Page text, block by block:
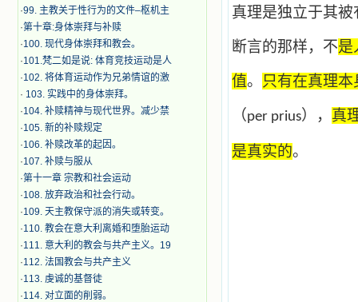
·99. 主教关于性行为的文件–枢机主
·第十章:身体崇拜与补赎
·100. 现代身体崇拜和教会。
·101.梵二如是说: 体育竞技运动是人
·102. 将体育运动作为兄弟情谊的激
· 103. 实践中的身体崇拜。
·104. 补赎精神与现代世界。减少禁
·105. 新的补赎规定
·106. 补赎改革的起因。
·107. 补赎与服从
·第十一章 宗教和社会运动
·108. 放弃政治和社会行动。
·109. 天主教保守派的消失或转变。
·110. 教会在意大利离婚和堕胎运动
·111. 意大利的教会与共产主义。19
·112. 法国教会与共产主义
·113. 虔诚的基督徒
·114. 对立面的削弱。
真理是独立于其
断言的那样， 不是
值。 只有在真理
（per prius）， 真
是真实的。